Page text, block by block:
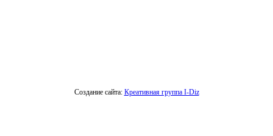
Создание сайта: Креативная группа I-Diz